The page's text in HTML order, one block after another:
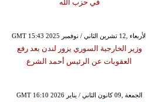
في حزب الله
GMT 15:43 2025 الأربعاء ,12 تشرين الثاني / نوفمبر
وزير الخارجية السوري يزور لندن بعد رفع
العقوبات عن الرئيس أحمد الشرع
GMT 16:10 2026 الجمعة ,09 كانون الثاني / يناير